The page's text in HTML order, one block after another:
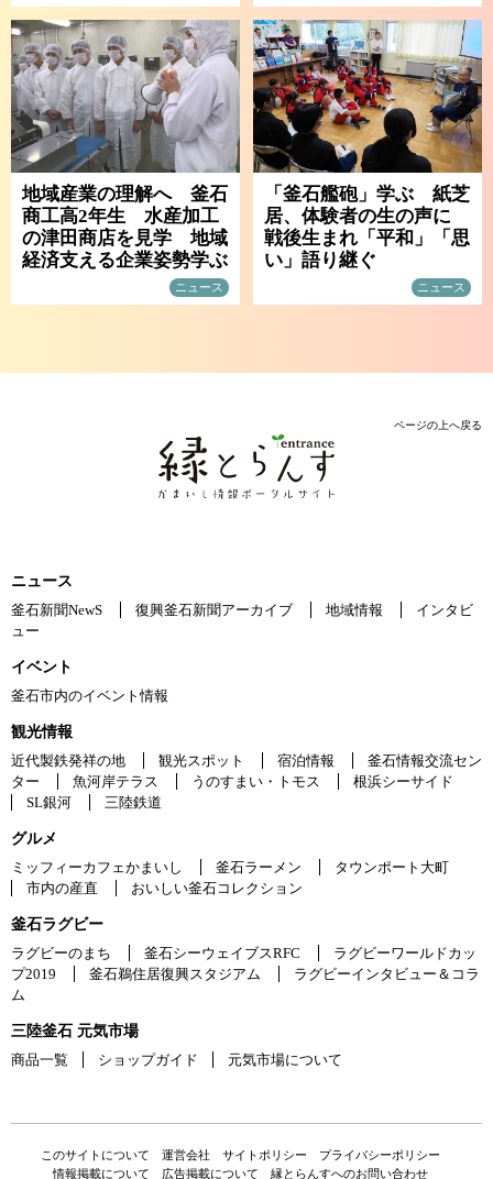
地域産業の理解へ 釜石
商工高2年生 水産加工
の津田商店を見学 地域
経済支える企業姿勢学ぶ
ニュース
「釜石艦砲」学ぶ 紙芝
居、体験者の生の声に
戦後生まれ「平和」「思
い」語り継ぐ
ニュース
ページの上へ戻る
ニュース
釜石新聞NewS
復興釜石新聞アーカイブ 地域情報
インタビ
ュー
イベント
釜石市内のイベント情報
観光情報
近代製鉄発祥の地
観光スポット 宿泊情報
釜石情報交流セン
ター
魚河岸テラス うのすまい・トモス
根浜シーサイド
SL銀河
三陸鉄道
グルメ
ミッフィーカフェかまいし
釜石ラーメン
タウンポート大町
市内の産直
おいしい釜石コレクション
釜石ラグビー
ラグビーのまち
釜石シーウェイブスRFC
ラグビーワールドカッ
プ2019
釜石鵜住居復興スタジアム
ラグビーインタビュー＆コラ
ム
三陸釜石 元気市場
商品一覧
ショップガイド 元気市場について
このサイトについて 運営会社 サイトポリシー
プライバシーポリシー
情報掲載について
広告掲載について 縁とらんすへのお問い合わせ